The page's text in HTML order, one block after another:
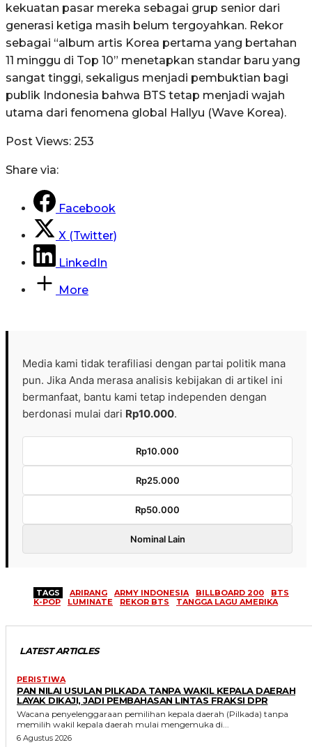
kekuatan pasar mereka sebagai grup senior dari
generasi ketiga masih belum tergoyahkan. Rekor
sebagai “album artis Korea pertama yang bertahan
11 minggu di Top 10” menetapkan standar baru yang
sangat tinggi, sekaligus menjadi pembuktian bagi
publik Indonesia bahwa BTS tetap menjadi wajah
utama dari fenomena global Hallyu (Wave Korea).
Post Views: 253
Share via:
Facebook
X (Twitter)
LinkedIn
More
Media kami tidak terafiliasi dengan partai politik mana
pun. Jika Anda merasa analisis kebijakan di artikel ini
bermanfaat, bantu kami tetap independen dengan
berdonasi mulai dari Rp10.000.
Rp10.000
Rp25.000
Rp50.000
Nominal Lain
TAGS ARIRANG ARMY INDONESIA BILLBOARD 200
BTS
K-POP
LUMINATE REKOR BTS TANGGA LAGU AMERIKA
LATEST ARTICLES
PERISTIWA
PAN NILAI USULAN PILKADA TANPA WAKIL KEPALA DAERAH
LAYAK DIKAJI, JADI PEMBAHASAN LINTAS FRAKSI DPR
Wacana penyelenggaraan pemilihan kepala daerah (Pilkada) tanpa
memilih wakil kepala daerah mulai mengemuka di...
6 Agustus 2026